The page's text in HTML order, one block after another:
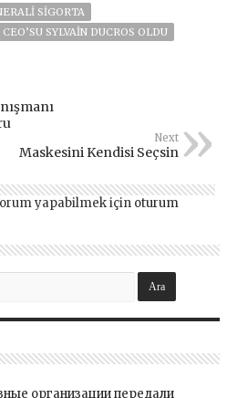
SIGORTA
SYLVAIN DUCROS OLDU
Next
Maskesini Kendisi Seçsin
yapabilmek için oturum
организации передали